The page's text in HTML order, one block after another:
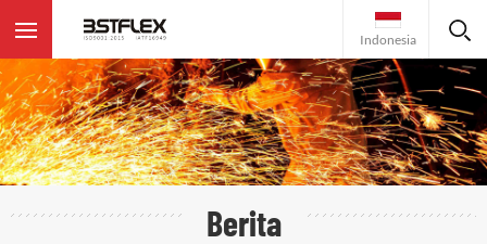
Indonesia
Berita